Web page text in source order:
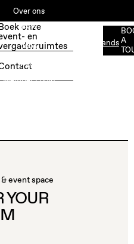
Over ons
ESG
Jobs
Media
Member Login
Nederlands
onze
en
A
event space
YOUR